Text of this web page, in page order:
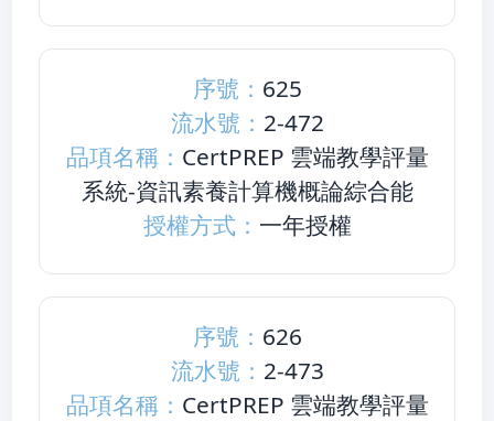
序號： 625
流水號： 2-472
品項名稱： CertPREP 雲端教學評量
系統-資訊素養計算機概論綜合能
授權方式： 一年授權
序號： 626
流水號： 2-473
品項名稱： CertPREP 雲端教學評量